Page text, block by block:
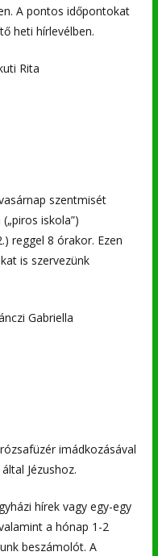
A pontos időpontokat
heti hírlevélben.
Rita
szentmisét
iskola”)
reggel 8 órakor. Ezen
is szervezünk
Gabriella
imádkozásával
Jézushoz.
hírek vagy egy-egy
a hónap 1-2
beszámolót. A